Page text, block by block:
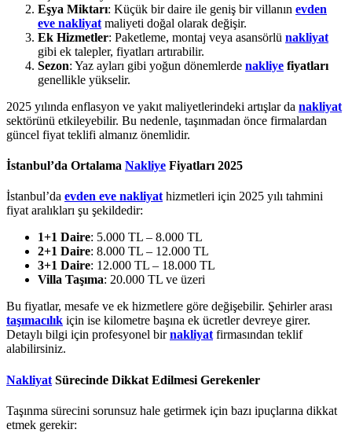
Eşya Miktarı: Küçük bir daire ile geniş bir villanın evden
eve nakliyat maliyeti doğal olarak değişir.
Ek Hizmetler: Paketleme, montaj veya asansörlü nakliyat
gibi ek talepler, fiyatları artırabilir.
Sezon: Yaz ayları gibi yoğun dönemlerde nakliye fiyatları
genellikle yükselir.
2025 yılında enflasyon ve yakıt maliyetlerindeki artışlar da nakliyat
sektörünü etkileyebilir. Bu nedenle, taşınmadan önce firmalardan
güncel fiyat teklifi almanız önemlidir.
İstanbul’da Ortalama Nakliye Fiyatları 2025
İstanbul’da evden eve nakliyathizmetleri için 2025 yılı tahmini
fiyat aralıkları şu şekildedir:
1+1 Daire: 5.000 TL – 8.000 TL
2+1 Daire: 8.000 TL – 12.000 TL
3+1 Daire: 12.000 TL – 18.000 TL
Villa Taşıma: 20.000 TL ve üzeri
Bu fiyatlar, mesafe ve ek hizmetlere göre değişebilir. Şehirler arası
taşımacılık için ise kilometre başına ek ücretler devreye girer.
Detaylı bilgi için profesyonel birnakliyatfirmasından teklif
alabilirsiniz.
Nakliyat Sürecinde Dikkat Edilmesi Gerekenler
Taşınma sürecini sorunsuz hale getirmek için bazı ipuçlarına dikkat
etmek gerekir: